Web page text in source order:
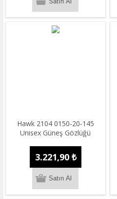
Hawk 2104 0150-20-145
Unisex Güneş Gözlüğü
3.221,90 ₺